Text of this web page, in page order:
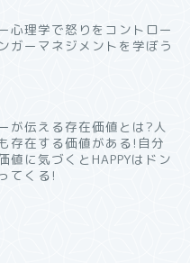
心理学で怒りをコントロー
ガーマネジメントを学ぼう
が伝える存在価値とは?人
存在する価値がある!自分
値に気づくとHAPPYはドン
てくる!